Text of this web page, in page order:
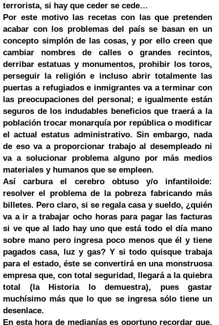
terrorista, si hay que ceder se cede…
Por este motivo las recetas con las que pretenden
acabar con los problemas del país se basan en un
concepto simplón de las cosas, y por ello creen que
cambiar nombres de calles o grandes recintos,
derribar estatuas y monumentos, prohibir los toros,
perseguir la religión e incluso abrir totalmente las
puertas a refugiados e inmigrantes va a terminar con
las preocupaciones del personal; e igualmente están
seguros de los indudables beneficios que traerá a la
población trocar monarquía por república o modificar
el actual estatus administrativo. Sin embargo, nada
de eso va a proporcionar trabajo al desempleado ni
va a solucionar problema alguno por más medios
materiales y humanos que se empleen.
Así carbura el cerebro obtuso y/o infantiloide:
resolver el problema de la pobreza fabricando más
billetes. Pero claro, si se regala casa y sueldo, ¿quién
va a ir a trabajar ocho horas para pagar las facturas
si ve que al lado hay uno que está todo el día mano
sobre mano pero ingresa poco menos que él y tiene
pagados casa, luz y gas? Y si todo quisque trabaja
para el estado, éste se convertirá en una monstruosa
empresa que, con total seguridad, llegará a la quiebra
total (la Historia lo demuestra), pues gastar
muchísimo más que lo que se ingresa sólo tiene un
desenlace.
En esta hora de medianías es oportuno recordar que,